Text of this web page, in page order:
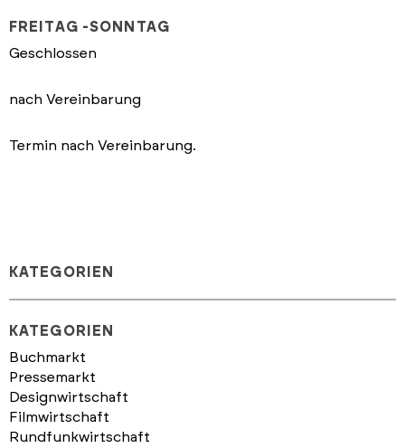
FREITAG -SONNTAG
Geschlossen
nach Vereinbarung
Termin nach Vereinbarung.
KATEGORIEN
KATEGORIEN
Buchmarkt
Pressemarkt
Designwirtschaft
Filmwirtschaft
Rundfunkwirtschaft